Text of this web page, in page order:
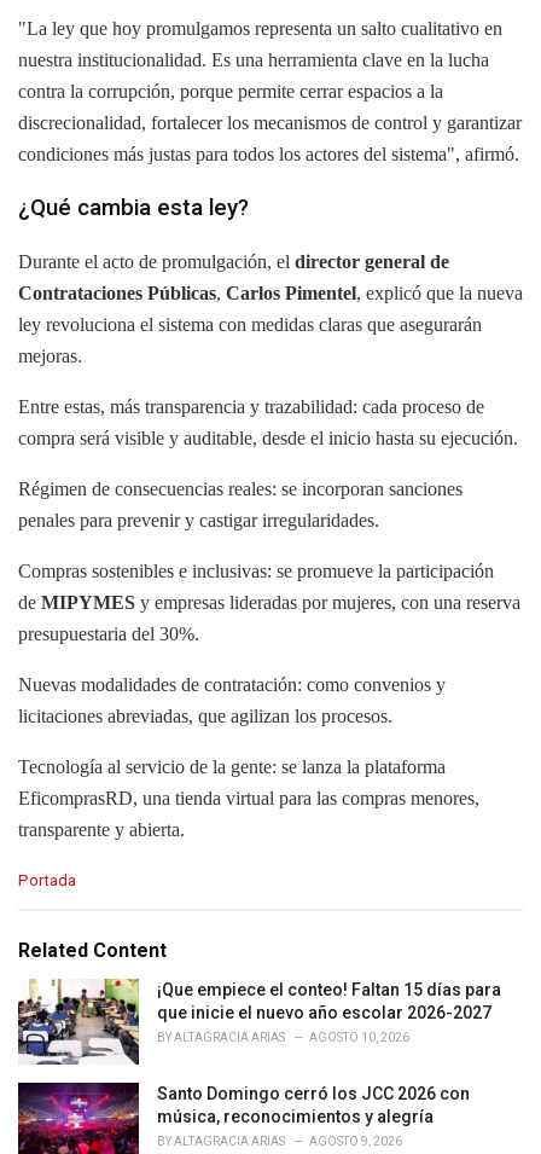
"La ley que hoy promulgamos representa un salto cualitativo en
nuestra institucionalidad. Es una herramienta clave en la lucha
contra la corrupción, porque permite cerrar espacios a la
discrecionalidad, fortalecer los mecanismos de control y garantizar
condiciones más justas para todos los actores del sistema", afirmó.
¿Qué cambia esta ley?
Durante el acto de promulgación, el director general de
Contrataciones Públicas, Carlos Pimentel, explicó que la nueva
ley revoluciona el sistema con medidas claras que asegurarán
mejoras.
Entre estas, más transparencia y trazabilidad: cada proceso de
compra será visible y auditable, desde el inicio hasta su ejecución.
Régimen de consecuencias reales: se incorporan sanciones
penales para prevenir y castigar irregularidades.
Compras sostenibles e inclusivas: se promueve la participación
de MIPYMES y empresas lideradas por mujeres, con una reserva
presupuestaria del 30%.
Nuevas modalidades de contratación: como convenios y
licitaciones abreviadas, que agilizan los procesos.
Tecnología al servicio de la gente: se lanza la plataforma
EficomprasRD, una tienda virtual para las compras menores,
transparente y abierta.
C
e
r
i
e
Portada
Related Content
¡Que empiece el conteo! Faltan 15 días para
que inicie el nuevo año escolar 2026-2027
BYALTAGRACIA ARIAS AGOSTO 10, 2026
Santo Domingo cerró los JCC 2026 con
música, reconocimientos y alegría
BYALTAGRACIA ARIAS AGOSTO 9, 2026